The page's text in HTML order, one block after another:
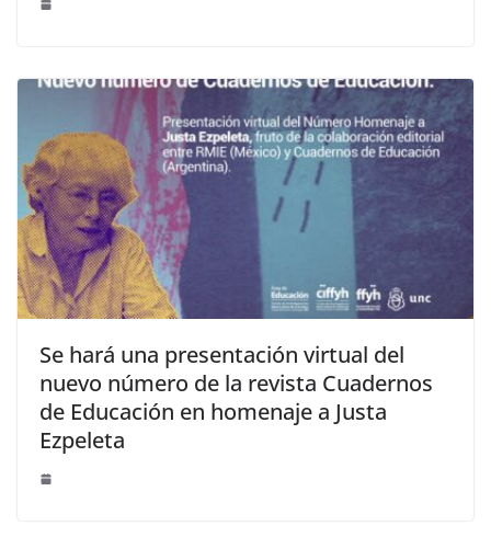
Se hará una presentación virtual del
nuevo número de la revista Cuadernos
de Educación en homenaje a Justa
Ezpeleta